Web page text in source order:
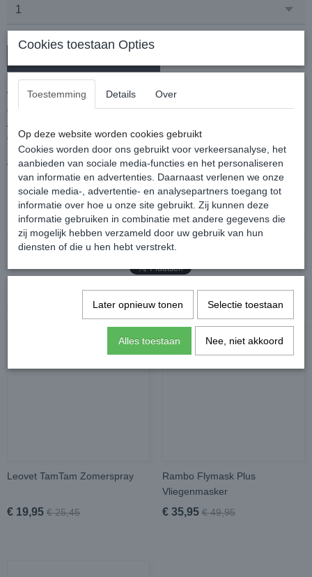
Vliegenmasker met UV filter, beschermt uw paard tegen insecten
en de zon (weert 85% van de UV stralen).
Afgewerkt met een contrasterende bies van nylon en aan de
onderzijde verstelbaar met klittenband.
Het vliegenmasker is bijpassend bij de Horseware Mio
vliegendeken, is uiteraard ook prima te dragen zonder deken
Kleur: Bronze met blauwe bies
Reacties
Ook interessant
Leovet TamTam Zomerspray
€ 19,95 € 25,45
Rambo Flymask Plus
Vliegenmasker
€ 35,95 € 49,95
Cookies toestaan Opties
Toestemming Details Over
Op deze website worden cookies gebruikt
Cookies worden door ons gebruikt voor verkeersanalyse, het
aanbieden van sociale media-functies en het personaliseren
van informatie en advertenties. Daarnaast verlenen we onze
sociale media-, advertentie- en analysepartners toegang tot
informatie over hoe u onze site gebruikt. Zij kunnen deze
informatie gebruiken in combinatie met andere gegevens die
zij mogelijk hebben verzameld door uw gebruik van hun
diensten of die u hen hebt verstrekt.
Later opnieuw tonen Selectie toestaan
Alles toestaan Nee, niet akkoord